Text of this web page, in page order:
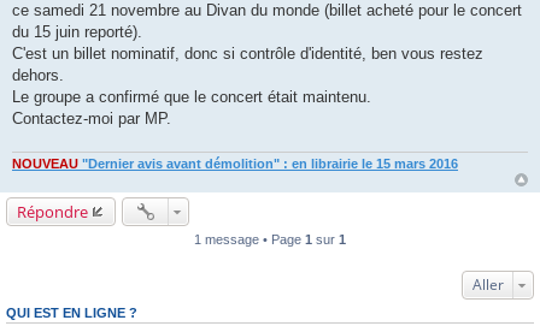
g
e
ce samedi 21 novembre au Divan du monde (billet acheté pour le concert
du 15 juin reporté).
C'est un billet nominatif, donc si contrôle d'identité, ben vous restez
dehors.
Le groupe a confirmé que le concert était maintenu.
Contactez-moi par MP.
NOUVEAU "Dernier avis avant démolition" : en librairie le 15 mars 2016
Répondre
1 message • Page 1 sur 1
Aller
QUI EST EN LIGNE ?